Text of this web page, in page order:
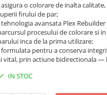
asigura o colorare de inalta
firului de par;
tehnologia avansata Plex
procesului de colorare si
inca de la prima utilizare;
formulata pentru a conserva
vital, prin actiune bidirectionala —
IN STOC